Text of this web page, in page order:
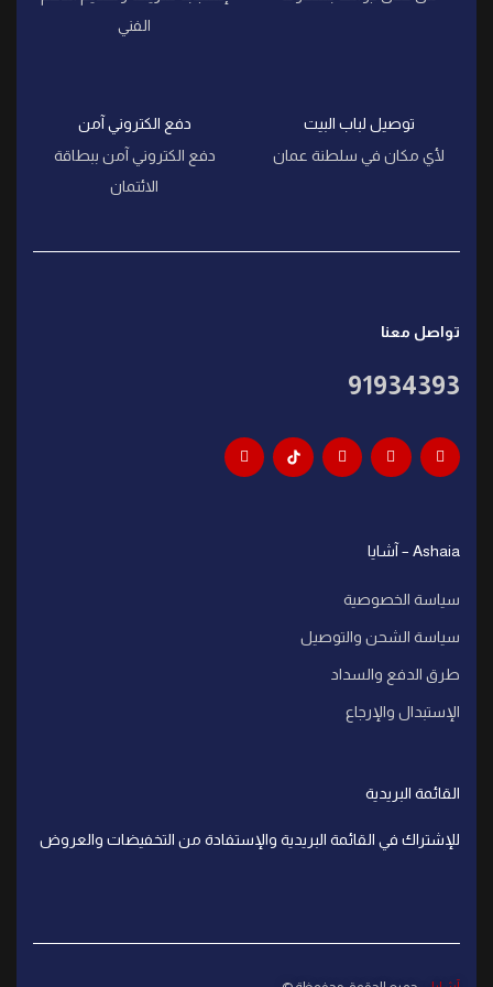
الفني
توصيل لباب البيت
لأي مكان في سلطنة عمان
دفع الكتروني آمن
دفع الكتروني آمن ببطاقة
الائتمان
تواصل معنا
91934393
Ashaia – آشايا
سياسة الخصوصية
سياسة الشحن والتوصيل
طرق الدفع والسداد
الإستبدال والإرجاع
القائمة البريدية
للإشتراك في القائمة البريدية والإستفادة من التخفيضات والعروض